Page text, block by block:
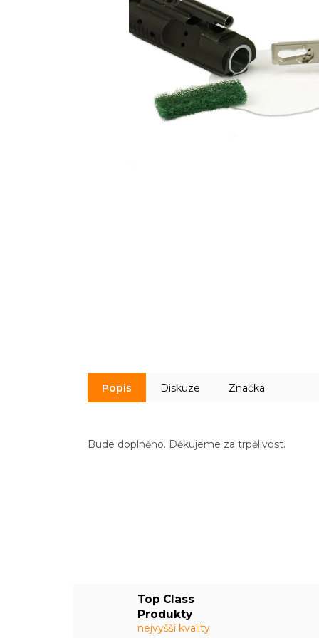
Top Class
Produkty
nejvyšší kvality
Popis Diskuze Značka
Bude doplněno. Děkujeme za trpělivost.